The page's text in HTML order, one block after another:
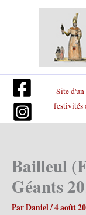
Site
festivités
Bailleul
Géants
ParDaniel/4 août